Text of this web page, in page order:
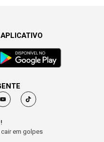
em golpes